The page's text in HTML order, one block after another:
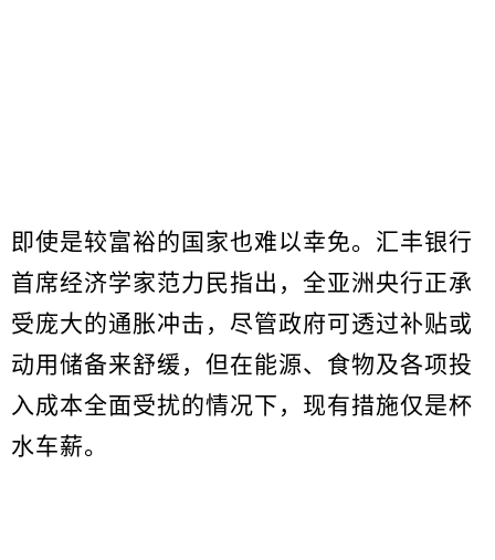
即使是较富裕的国家也难以幸免。汇丰银行
首席经济学家范力民指出，全亚洲央行正承
受庞大的通胀冲击，尽管政府可透过补贴或
动用储备来舒缓，但在能源、食物及各项投
入成本全面受扰的情况下，现有措施仅是杯
水车薪。